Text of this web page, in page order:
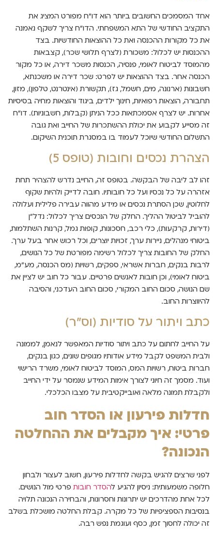
אחד המסמכים החשובים ביותר הוא דו"ח מפורט המציג את
התקציב החודשי של התא המשפחתי. הדו"ח צריך לשקף נאמנה
את כל מקורות ההכנסה ואת כל ההוצאות החודשיות. בצד
ההכנסות יש לכלול: משכורת (לצרף תלושי שכר), קצבאות
מהמוסד לביטוח לאומי, פנסיה, הכנסות משכר דירה, או כל מקור
הכנסה אחר. בצד ההוצאות יש לפרט: שכר דירה או משכנתא,
חשבונות (ארנונה, מים, חשמל, גז), תקשורת (אינטרנט, טלפון), מזון,
תחבורה, הוצאות רפואיות, חינוך ילדים, ביגוד והוצאות מחיה בסיסיות
אחרות. יש לצרף אסמכתאות ככל הניתן (קבלות, חשבוניות). דו"ח
זה מסייע לקבוע את יכולת ההשתכרות של החייב ואת גובה
התשלום החודשי שיוכל לעמוד בו במסגרת תוכנית השיקום.
הצהרת נכסים וחובות (טופס 5)
זהו לב ליבה של הבקשה. בטופס זה, החייב נדרש להצהיר תחת
אזהרה על כל נכסיו ועל כל חובותיו. חובה לדייק ולהיות שקוף
לחלוטין, שכן הסתרת נכסים או מידע מהווה עבירה פלילית ועלולה
להוביל לביטול ההליך. החלק של הנכסים צריך לכלול: נדל"ן
(דירות, קרקעות), כלי רכב, חסכונות, קופות גמל, קרנות השתלמות,
ביטוחי מנהלים, ניירות ערך, זכויות יוצרים, וכל רכוש אחר בעל ערך.
החלק של החובות צריך לכלול רשימה מפורטת של כל הנושים,
לרבות בנקים, חברות אשראי, ספקים, רשויות (מס הכנסה, מע"מ,
ביטוח לאומי), וכן חובות לאנשים פרטיים. עבור כל חוב יש לציין את
שם הנושה, סכום החוב המקורי, סכום החוב העדכני, והסיבה
להיווצרות החוב.
כתב ויתור על סודיות (וס"ר)
על החייב לחתום על כתב ויתור סודיות המאפשר לנאמן, לממונה
ולבית המשפט לקבל מידע אודותיו מגופים שונים, כגון בנקים,
חברות ביטוח, רשויות המס, המוסד לביטוח לאומי, משרד הרישוי
ועוד. מסמך זה חיוני לצורך אימות המידע שנמסר על ידי החייב
ולקבלת תמונה מלאה ואובייקטיבית על מצבו הכלכלי.
חדלות פירעון או הסדר חוב
פרטי: איך מקבלים את ההחלטה
הנכונה?
לפני שרצים להגיש בקשה לחדלות פירעון, חשוב לעצור ולבחון
חלופה משמעותית: ניסיון להגיע להסדר חובות פרטי מול הנושים.
לכל אחת מהדרכים יש יתרונות וחסרונות, והבחירה הנכונה תלויה
בנסיבות הספציפיות של כל מקרה. קבלת החלטה מושכלת בשלב
זה יכולה לחסוך זמן, כסף ועוגמת נפש רבה.